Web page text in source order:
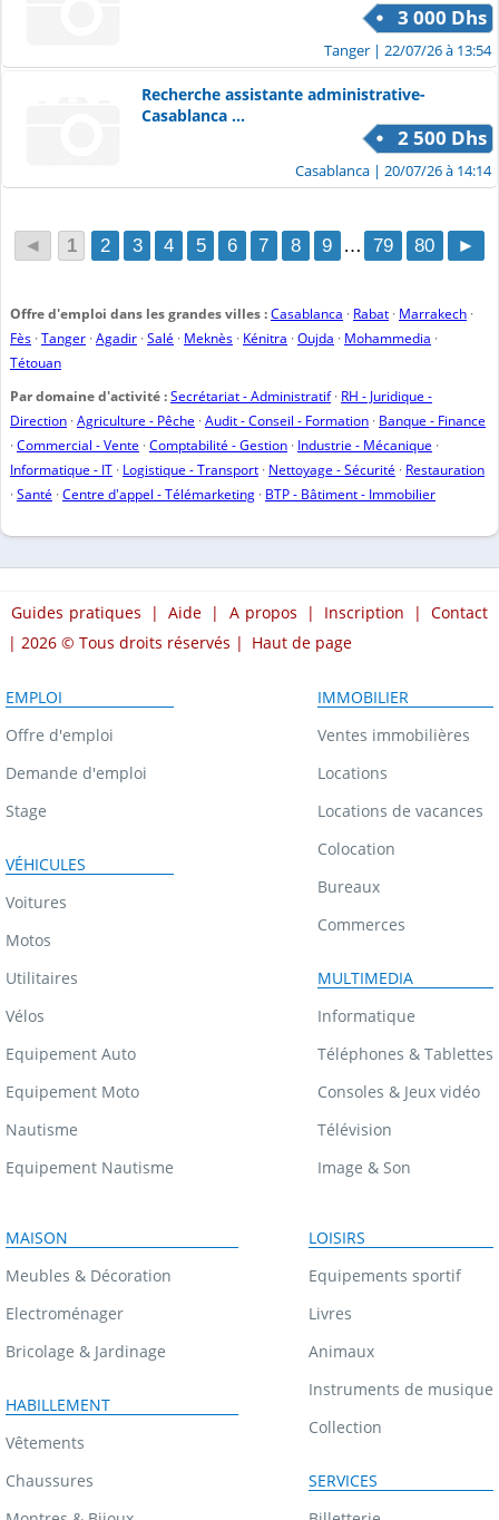
3 000 Dhs
Tanger | 22/07/26 à 13:54
Recherche assistante administrative-
Casablanca ...
2 500 Dhs
Casablanca | 20/07/26 à 14:14
◄ 1 2 3 4 5 6 7 8 9 … 79 80 ►
Offre d'emploi dans les grandes villes :Casablanca · Rabat · Marrakech ·
Fès ·Tanger ·Agadir ·Salé · Meknès · Kénitra ·Oujda · Mohammedia ·
Tétouan
Par domaine d'activité :Secrétariat - Administratif· RH - Juridique -
Direction ·Agriculture - Pêche ·Audit - Conseil - Formation · Banque - Finance
·Commercial - Vente ·Comptabilité - Gestion · Industrie - Mécanique ·
Informatique - IT · Logistique - Transport · Nettoyage - Sécurité · Restauration
·Santé ·Centre d'appel - Télémarketing · BTP - Bâtiment - Immobilier
Guides pratiques | Aide | A propos | Inscription | Contact
| 2026 © Tous droits réservés | Haut de page
EMPLOI
Offre d'emploi
Demande d'emploi
Stage
VÉHICULES
Voitures
Motos
Utilitaires
Vélos
Equipement Auto
Equipement Moto
Nautisme
Equipement Nautisme
IMMOBILIER
Ventes immobilières
Locations
Locations de vacances
Colocation
Bureaux
Commerces
MULTIMEDIA
Informatique
Téléphones & Tablettes
Consoles & Jeux vidéo
Télévision
Image & Son
MAISON
Meubles & Décoration
Electroménager
Bricolage & Jardinage
HABILLEMENT
Vêtements
Chaussures
LOISIRS
Equipements sportif
Livres
Animaux
Instruments de musique
Collection
SERVICES